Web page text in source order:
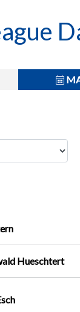
Hueschtert